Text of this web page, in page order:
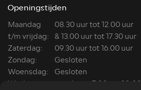
Openingstijden
Maandag
08.30 uur tot 12.00 uur
t/m vrijdag: & 13.00 uur tot 17.30 uur
Zaterdag:
09.30 uur tot 16.00 uur
Zondag:
Gesloten
Woensdag:
Gesloten
Wasboxen:
ma t/m za: 7:00 tot 22:00